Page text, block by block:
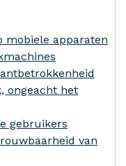
mobiele apparaten
ongeacht het
gebruikers
van